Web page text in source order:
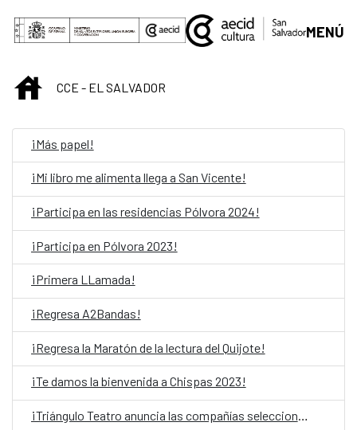
Skip to Main Content
MENÚ
INICIOCCE - EL SALVADOR
¡Más papel!
¡Mi libro me alimenta llega a San Vicente!
¡Participa en las residencias Pólvora 2024!
¡Participa en Pólvora 2023!
¡Primera LLamada!
¡Regresa A2Bandas!
¡Regresa la Maratón de la lectura del Quijote!
¡Te damos la bienvenida a Chispas 2023!